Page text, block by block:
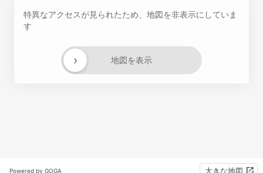
特異なアクセスが見られたため、地図を非表示にしていま
す
地図を表示
›
Powered by GOGA 大きな地図